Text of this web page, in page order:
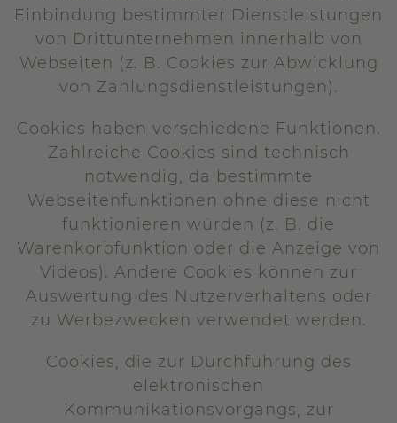
Einbindung bestimmter Dienstleistungen
von Drittunternehmen innerhalb von
Webseiten (z. B. Cookies zur Abwicklung
von Zahlungsdienstleistungen).
Cookies haben verschiedene Funktionen.
Zahlreiche Cookies sind technisch
notwendig, da bestimmte
Webseitenfunktionen ohne diese nicht
funktionieren würden (z. B. die
Warenkorbfunktion oder die Anzeige von
Videos). Andere Cookies können zur
Auswertung des Nutzerverhaltens oder
zu Werbezwecken verwendet werden.
Cookies, die zur Durchführung des
elektronischen
Kommunikationsvorgangs, zur